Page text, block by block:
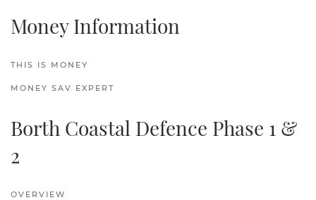
Money Information
THIS IS MONEY
MONEY SAV EXPERT
Borth Coastal Defence Phase 1 &
2
OVERVIEW